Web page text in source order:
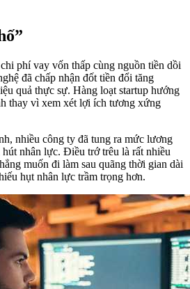
phí vay vốn thấp cùng nguồn tiền dồi
đã chấp nhận đốt tiền đổi tăng
quả thực sự. Hàng loạt startup hướng
thay vì xem xét lợi ích tương xứng
nhiều công ty đã tung ra mức lương
nhân lực. Điều trớ trêu là rất nhiều
muốn đi làm sau quãng thời gian dài
hụt nhân lực trầm trọng hơn.